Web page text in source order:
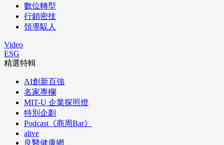
數位轉型
行銷密技
領導馭人
Video
ESG
精選特輯
AI創新百強
名家專欄
MIT-U 企業探照燈
特別企劃
Podcast《商周Bar》
alive
良醫健康網